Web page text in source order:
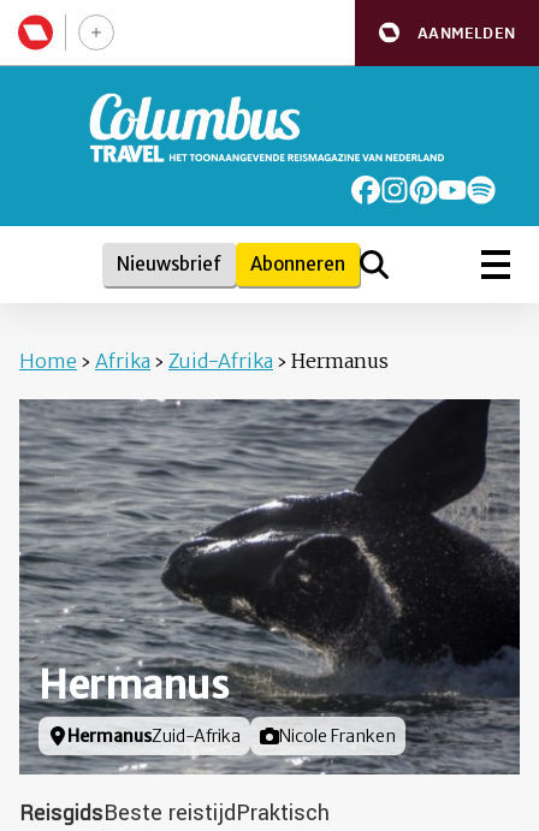
AANMELDEN
Nieuwsbrief Abonneren
Home › Afrika › Zuid-Afrika › Hermanus
Hermanus
Locatie
HermanusZuid-Afrika Foto door
Nicole Franken
ReisgidsBeste reistijdPraktisch